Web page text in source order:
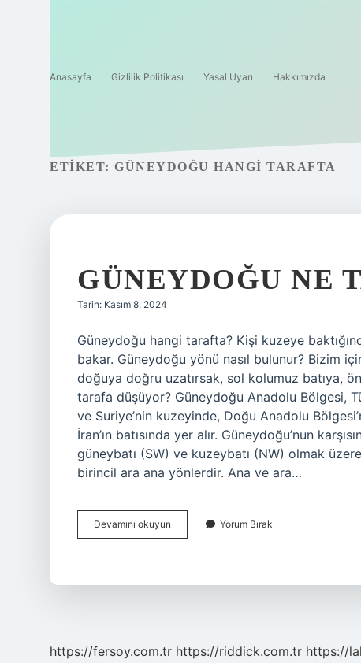
Anasayfa Gizlilik Politikası Yasal Uyarı Hakkımızda
ETIKET: GÜNEYDOĞU HANGI TARAFTA
GÜNEYDOĞU NE
Tarih: Kasım 8, 2024
Güneydoğu hangi tarafta? Kişi kuzeye
bakar. Güneydoğu yönü nasıl bulunur? Bizim
doğuya doğru uzatırsak, sol kolumuz batıya,
tarafa düşüyor? Güneydoğu Anadolu Bölgesi,
ve Suriye’nin kuzeyinde, Doğu Anadolu
İran’ın batısında yer alır. Güneydoğu’nun
güneybatı (SW) ve kuzeybatı (NW) olmak
birincil ara ana yönlerdir. Ana ve ara…
Devamını okuyun Güneydoğu
Ne
Yorum Bırak
https://fersoy.com.tr https://riddick.com.tr https://